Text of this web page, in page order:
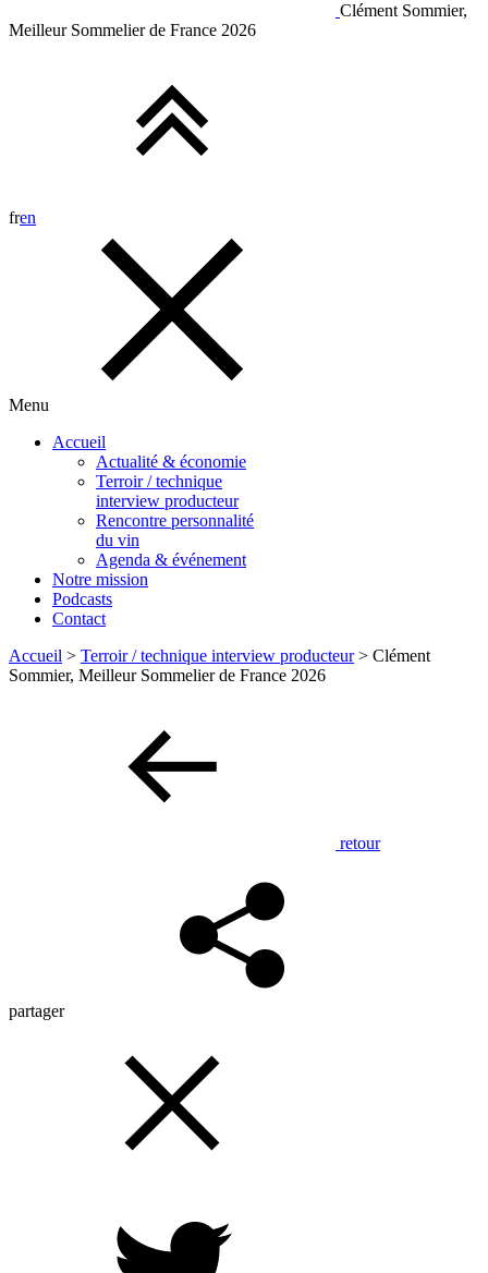
Clément Sommier,
Meilleur Sommelier de France 2026
fren
Menu
Accueil
Actualité & économie
Terroir / technique
interview producteur
Rencontre personnalité
du vin
Agenda & événement
Notre mission
Podcasts
Contact
Accueil > Terroir / technique interview producteur> Clément
Sommier, Meilleur Sommelier de France 2026
retour
partager